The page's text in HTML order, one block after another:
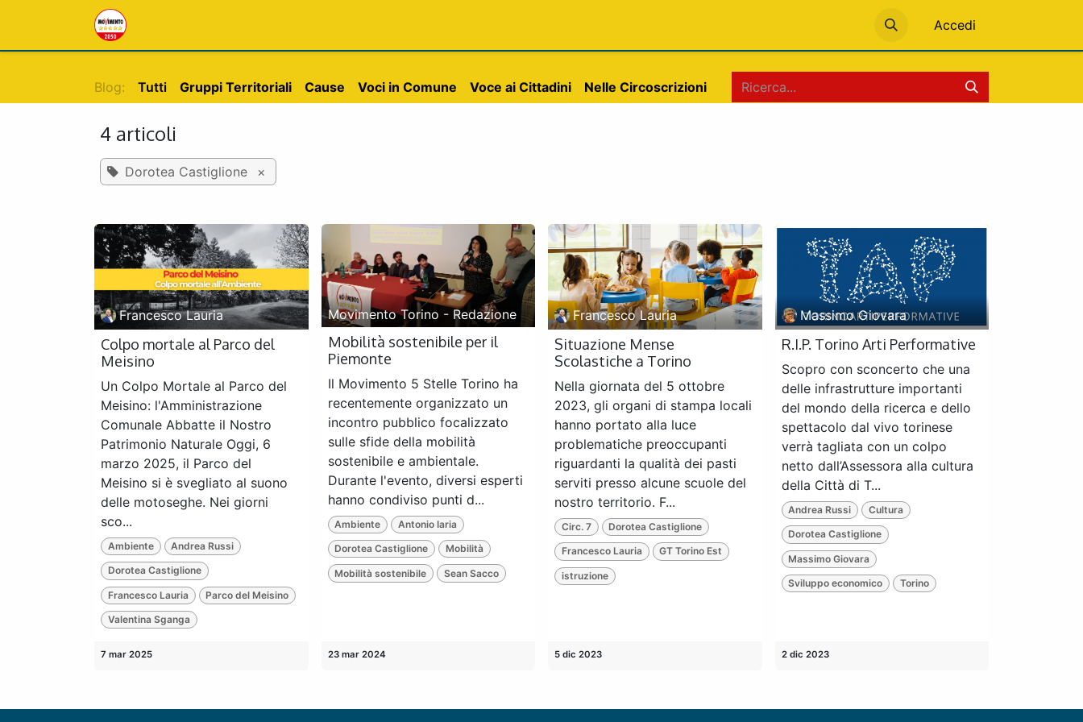
PASSA AL CONTENUTO
Accedi
Blog: Tutti Gruppi Territoriali Cause Voci in Comune Voce ai Cittadini Nelle Circoscrizioni
4 articoli
Dorotea Castiglione ×
Francesco Lauria
Colpo mortale al Parco del
Meisino
Un Colpo Mortale al Parco del
Meisino: l'Amministrazione
Comunale Abbatte il Nostro
Patrimonio Naturale Oggi, 6
marzo 2025, il Parco del
Meisino si è svegliato al suono
delle motoseghe. Nei giorni
sco...
Ambiente Andrea Russi
Dorotea Castiglione
Francesco Lauria Parco del Meisino
Valentina Sganga
7 mar 2025
Movimento Torino - Redazione
Mobilità sostenibile per il
Piemonte
Il Movimento 5 Stelle Torino ha
recentemente organizzato un
incontro pubblico focalizzato
sulle sfide della mobilità
sostenibile e ambientale.
Durante l'evento, diversi esperti
hanno condiviso punti d...
Ambiente Antonio Iaria
Dorotea Castiglione Mobilità
Mobilità sostenibile Sean Sacco
23 mar 2024
Francesco Lauria
Situazione Mense
Scolastiche a Torino
Nella giornata del 5 ottobre
2023, gli organi di stampa locali
hanno portato alla luce
problematiche preoccupanti
riguardanti la qualità dei pasti
serviti presso alcune scuole del
nostro territorio. F...
Circ. 7 Dorotea Castiglione
Francesco Lauria GT Torino Est
istruzione
5 dic 2023
Massimo Giovara
R.I.P. Torino Arti Performative
Scopro con sconcerto che una
delle infrastrutture importanti
del mondo della ricerca e dello
spettacolo dal vivo torinese
verrà tagliata con un colpo
netto dall’Assessora alla cultura
della Città di T...
Andrea Russi Cultura
Dorotea Castiglione
Massimo Giovara
Sviluppo economico Torino
2 dic 2023